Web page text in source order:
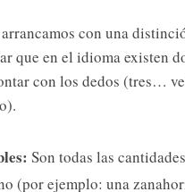
con una
que en el idioma existen
con los dedos
Son todas las
(por ejemplo: una